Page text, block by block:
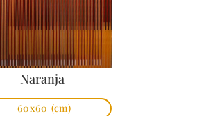
Naranja
60x60 (cm)